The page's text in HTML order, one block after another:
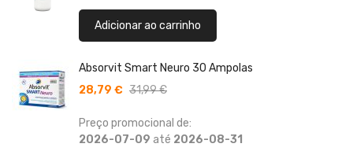
Adicionar ao carrinho
Absorvit Smart Neuro 30 Ampolas
28,79 € 31,99 €
Preço promocional de:
2026-07-09 até 2026-08-31